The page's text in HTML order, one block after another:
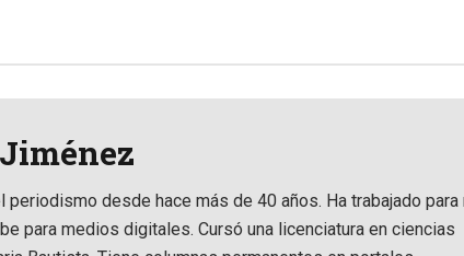
desde hace más de 40 años. Ha trabajado para
para medios digitales. Cursó una licenciatura en ciencias